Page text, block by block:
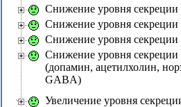
Снижение уровня секреции
Снижение уровня
Снижение уровня секреции
Снижение уровня секреции
(допамин, ацетилхолин,
GABA)
Увеличение уровня